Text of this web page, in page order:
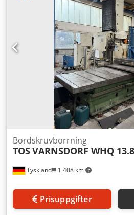
Z): 1400x1250x1050 mm Digital
Tyskland 1 408 km
Bordskruvborrning
TOSVARNSDORF WHQ
Prisuppgifter